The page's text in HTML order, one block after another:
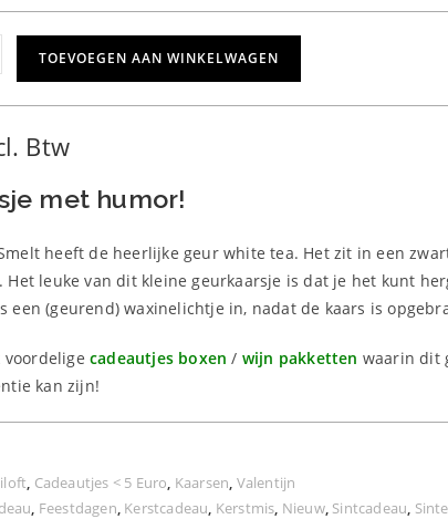
TOEVOEGEN AAN WINKELWAGEN
Btw
met humor!
heeft de heerlijke geur white tea. Het zit in een
Het leuke van dit kleine geurkaarsje is dat je het kunt
een (geurend) waxinelichtje in, nadat de kaars is
voordelige cadeautjes boxen / wijn pakketten waarin dit
kan zijn!
, Cadeautjes < 5 Euro, Kaarsen, Valentijn
, Feestdagen, Kerstcadeau, Kerstmis, Nieuw, Sintcadeau,